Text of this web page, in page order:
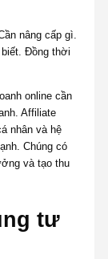
nâng cấp gì.
Đồng thời
online cần
Affiliate
nhân và hệ
Chúng có
và tạo thu
tư